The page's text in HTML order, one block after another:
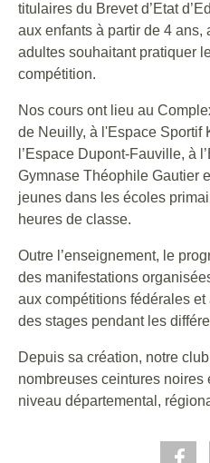
titulaires du Brevet d’Etat
aux enfants à partir de 4 ans,
adultes souhaitant pratiquer
compétition.
Nos cours ont lieu au
de Neuilly, à l'Espace Sportif
l’Espace Dupont-Fauville, à
Gymnase Théophile Gautier
jeunes dans les écoles
heures de classe.
Outre l’enseignement, le
des manifestations
aux compétitions fédérales
des stages pendant les
Depuis sa création, notre
nombreuses ceintures
niveau départemental,